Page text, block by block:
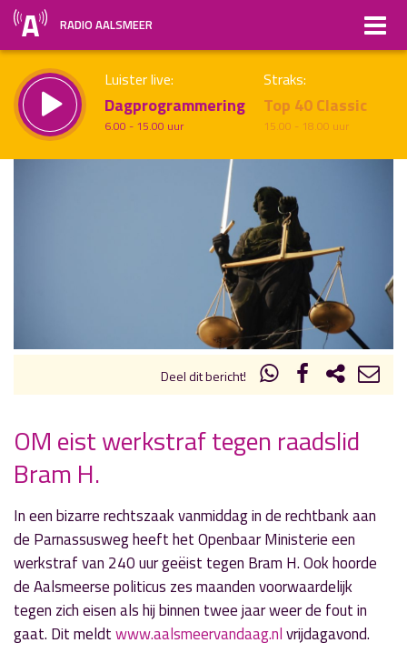
RADIO AALSMEER
Luister live:
Dagprogrammering
6.00 - 15.00 uur
Straks:
Top 40 Classic
15.00 - 18.00 uur
uur 1 van x
Deel dit bericht!
« Vorig nieuwsbericht
LOB-bedrijvencarrousel Wellantcollege de
Groenstrook
2 juni 2017
» Volgend nieuwsbericht
Brand in schuur Mendelstraat
3 juni 2017
OM eist werkstraf tegen raadslid
Bram H.
In een bizarre rechtszaak vanmiddag in de rechtbank aan
de Parnassusweg heeft het Openbaar Ministerie een
werkstraf van 240 uur geëist tegen Bram H. Ook hoorde
de Aalsmeerse politicus zes maanden voorwaardelijk
tegen zich eisen als hij binnen twee jaar weer de fout in
gaat. Dit meldtwww.aalsmeervandaag.nlvrijdagavond.